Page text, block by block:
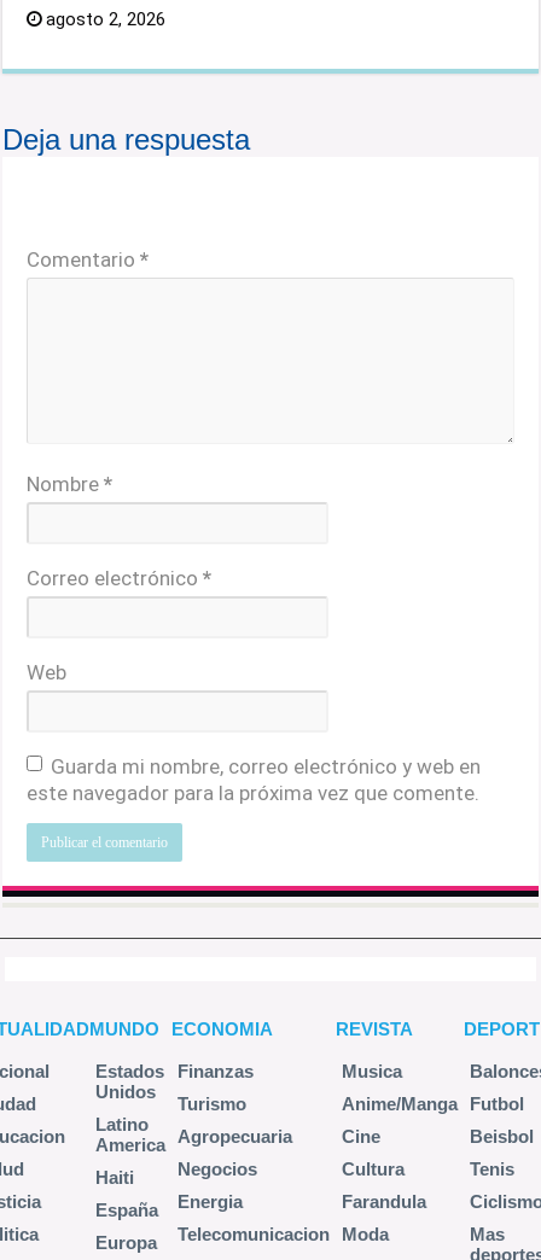
agosto 2, 2026
Deja una respuesta
Comentario*
Nombre*
Correo electrónico*
Web
Guarda mi nombre, correo electrónico y web en
este navegador para la próxima vez que comente.
MUNDO
Estados
Unidos
Latino
America
Haiti
España
Europa
ECONOMIA
Finanzas
Turismo
Agropecuaria
Negocios
Energia
Telecomunicacion
REVISTA
Musica
Anime/Manga
Cine
Cultura
Farandula
Moda
Futbol
Beisbol
Tenis
Mas